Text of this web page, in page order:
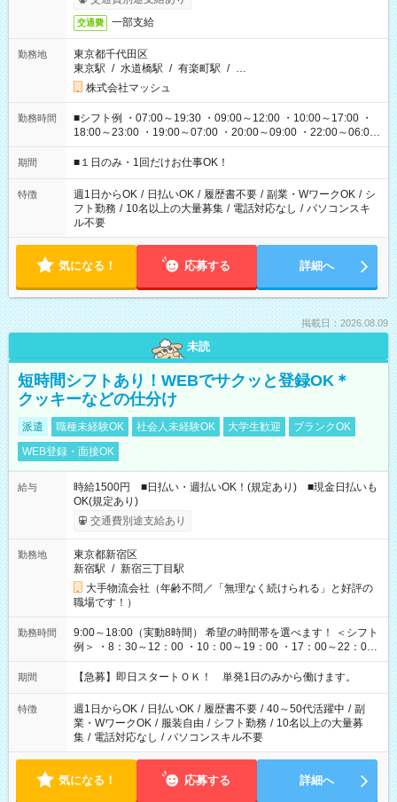
交通費 一部支給
勤務地
東京都千代田区
東京駅 / 水道橋駅 / 有楽町駅 / …
株式会社マッシュ
勤務時間
■シフト例 ・07:00～19:30 ・09:00～12:00 ・10:00～17:00 ・
18:00～23:00 ・19:00～07:00 ・20:00～09:00 ・22:00～06:00
etc ★最短で3時間で5,120円のお仕事から 15時間で2万円近く稼
げるお仕事も！ ご希望のお時間に合わせてご紹介！ ※シフトは
ください！
期間 ■１日のみ・1回だけお仕事OK！
特徴 週1日からOK / 日払いOK / 履歴書不要 / 副業・WワークOK / シ
フト勤務 / 10名以上の大量募集 / 電話対応なし / パソコンスキ
ル不要
気になる！ 応募する 詳細へ
掲載日：2026.08.09
未読
短時間シフトあり！WEBでサクッと登録OK＊
クッキーなどの仕分け
派遣 職種未経験OK 社会人未経験OK 大学生歓迎
ブランクOK
WEB登録・面接OK
給与
時給1500円 ■日払い・週払いOK！(規定あり) ■現金日払いも
OK(規定あり)
交通費別途支給あり
勤務地
東京都新宿区
新宿駅 / 新宿三丁目駅
大手物流会社（年齢不問／「無理なく続けられる」と好評の
職場です！）
勤務時間
9:00～18:00（実動8時間） 希望の時間帯を選べます！ ＜シフト
例＞ ・8：30～12：00 ・10：00～19：00 ・17：00～22：00
・13：00～22：00 ・22：00～翌6：00 など
期間 【急募】即日スタートＯＫ！ 単発1日のみから働けます。
特徴 週1日からOK / 日払いOK / 履歴書不要 / 40～50代活躍中 / 副
業・WワークOK / 服装自由 / シフト勤務 / 10名以上の大量募
集 / 電話対応なし / パソコンスキル不要
気になる！ 応募する 詳細へ